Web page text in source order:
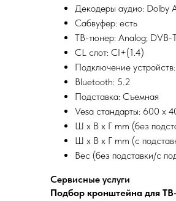
Декодеры аудио: Dolby
Сабвуфер: есть
ТВ-тюнер: Analog; DVB-
CL слот: CI+(1.4)
Подключение
Bluetooth: 5.2
Подставка: Съемная
Vesa стандарты: 600 x
Ш x В x Г mm (без
Ш x В x Г mm (с
Вес (без подставки/с
Сервисные услуги
Подбор кронштейна для